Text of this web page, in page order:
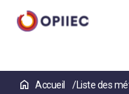
Accueil
Liste des